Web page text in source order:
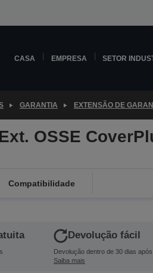
CASA EMPRESA SETOR
GARANTIA EXTENSÃO DE
OSSE
Compatibilidade
Devolução fácil
Devolução dentro de 30 dias após
Saiba mais